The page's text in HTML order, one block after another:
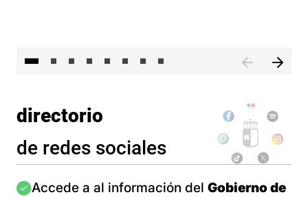
directorio
de redes sociales
Imagen
Accede a al información del Gobierno de